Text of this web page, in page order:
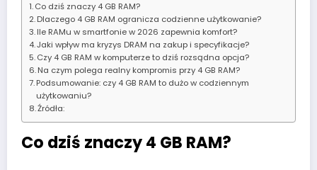
Co dziś znaczy 4 GB RAM?
Dlaczego 4 GB RAM ogranicza codzienne użytkowanie?
Ile RAMu w smartfonie w 2026 zapewnia komfort?
Jaki wpływ ma kryzys DRAM na zakup i specyfikacje?
Czy 4 GB RAM w komputerze to dziś rozsądna opcja?
Na czym polega realny kompromis przy 4 GB RAM?
Podsumowanie: czy 4 GB RAM to dużo w codziennym
użytkowaniu?
Źródła:
Co dziś znaczy 4 GB RAM?